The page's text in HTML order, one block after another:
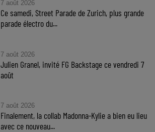
7 août 2026
Ce samedi, Street Parade de Zurich, plus grande
parade électro du...
7 août 2026
Julien Granel, invité FG Backstage ce vendredi 7
août
7 août 2026
Finalement, la collab Madonna-Kylie a bien eu lieu
avec ce nouveau...